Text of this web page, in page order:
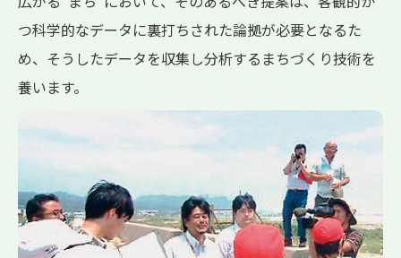
つ科学的なデータに裏打ちされた論拠が必要となるた
め、そうしたデータを収集し分析するまちづくり技術を
養います。